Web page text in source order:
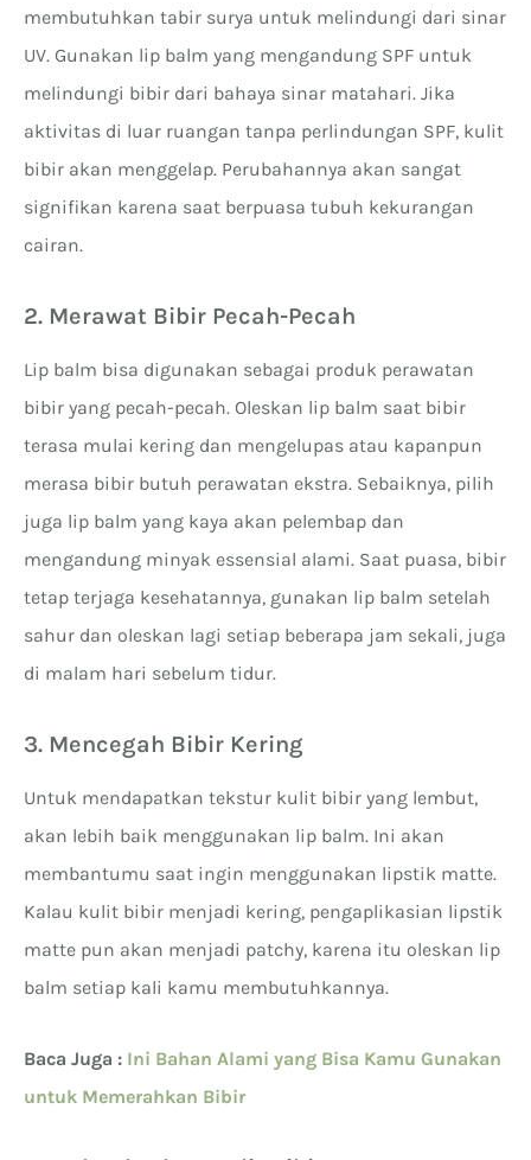
membutuhkan tabir surya untuk melindungi dari sinar
UV. Gunakan lip balm yang mengandung SPF untuk
melindungi bibir dari bahaya sinar matahari. Jika
aktivitas di luar ruangan tanpa perlindungan SPF, kulit
bibir akan menggelap. Perubahannya akan sangat
signifikan karena saat berpuasa tubuh kekurangan
cairan.
2. Merawat Bibir Pecah-Pecah
Lip balm bisa digunakan sebagai produk perawatan
bibir yang pecah-pecah. Oleskan lip balm saat bibir
terasa mulai kering dan mengelupas atau kapanpun
merasa bibir butuh perawatan ekstra. Sebaiknya, pilih
juga lip balm yang kaya akan pelembap dan
mengandung minyak essensial alami. Saat puasa, bibir
tetap terjaga kesehatannya, gunakan lip balm setelah
sahur dan oleskan lagi setiap beberapa jam sekali, juga
di malam hari sebelum tidur.
3. Mencegah Bibir Kering
Untuk mendapatkan tekstur kulit bibir yang lembut,
akan lebih baik menggunakan lip balm. Ini akan
membantumu saat ingin menggunakan lipstik matte.
Kalau kulit bibir menjadi kering, pengaplikasian lipstik
matte pun akan menjadi patchy, karena itu oleskan lip
balm setiap kali kamu membutuhkannya.
Baca Juga : Ini Bahan Alami yang Bisa Kamu Gunakan
untuk Memerahkan Bibir